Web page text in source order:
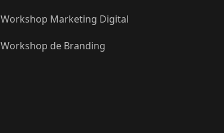
Workshop Marketing Digital
Workshop de Branding